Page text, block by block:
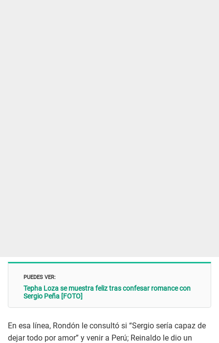
PUEDES VER:
Tepha Loza se muestra feliz tras confesar romance con
Sergio Peña [FOTO]
En esa línea, Rondón le consultó si “Sergio sería capaz de
dejar todo por amor” y venir a Perú; Reinaldo le dio un